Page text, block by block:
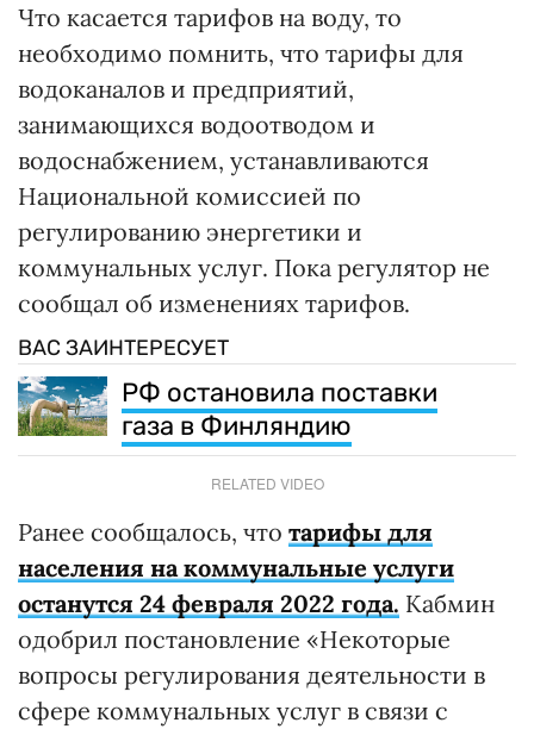
Что касается тарифов на воду, то
необходимо помнить, что тарифы для
водоканалов и предприятий,
занимающихся водоотводом и
водоснабжением, устанавливаются
Национальной комиссией по
регулированию энергетики и
коммунальных услуг. Пока регулятор не
сообщал об изменениях тарифов.
ВАС ЗАИНТЕРЕСУЕТ
РФ остановила поставки
газа в Финляндию
RELATED VIDEO
Ранее сообщалось, что тарифы для
населения на коммунальные услуги
останутся 24 февраля 2022 года. Кабмин
одобрил постановление «Некоторые
вопросы регулирования деятельности в
сфере коммунальных услуг в связи с